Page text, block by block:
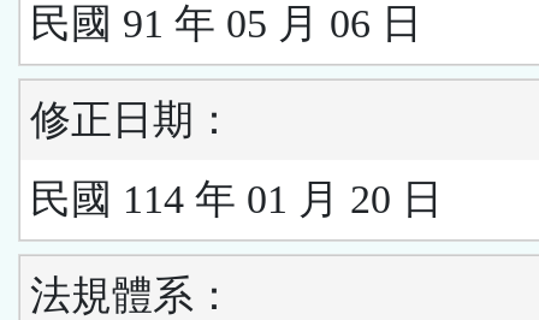
民國 91 年 05 月 06 日
修正日期：
民國 114 年 01 月 20 日
法規體系：